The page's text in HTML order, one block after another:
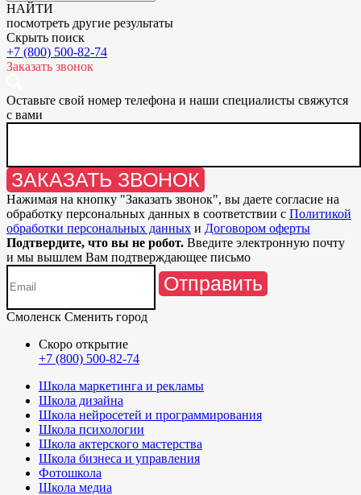
НАЙТИ
посмотреть другие результаты
Скрыть поиск
+7 (800) 500-82-74
Заказать звонок
Оставьте свой номер телефона и наши специалисты свяжутся
с вами
ЗАКАЗАТЬ ЗВОНОК
Нажимая на кнопку "Заказать звонок", вы даете согласие на
обработку персональных данных в соответствии с Политикой
обработки персональных данных и Договором оферты
Подтвердите, что вы не робот. Введите электронную почту
и мы вышлем Вам подтверждающее письмо
Отправить
Смоленск Сменить город
Скоро открытие
+7 (800) 500-82-74
Школа маркетинга и рекламы
Школа дизайна
Школа нейросетей и программирования
Школа психологии
Школа актерского мастерства
Школа бизнеса и управления
Фотошкола
Школа медиа